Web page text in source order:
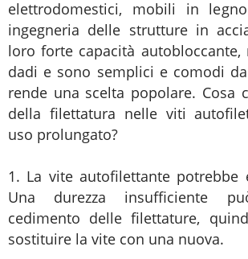
elettrodomestici, mobili in
ingegneria delle strutture in
loro forte capacità
dadi e sono semplici e comodi
rende una scelta popolare. Cosa
della filettatura nelle viti
uso prolungato?
1. La vite autofilettante potrebbe
Una durezza insufficiente
cedimento delle filettature,
sostituire la vite con una nuova.